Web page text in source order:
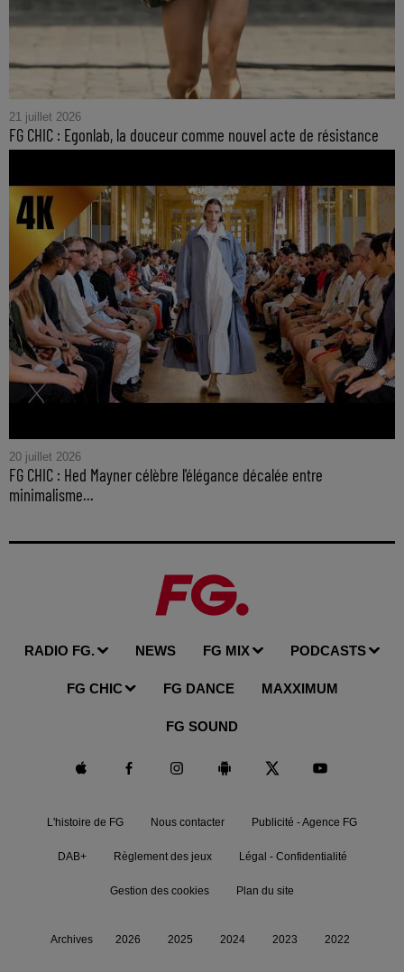
21 juillet 2026
FG CHIC : Egonlab, la douceur comme nouvel acte de résistance
20 juillet 2026
FG CHIC : Hed Mayner célèbre l'élégance décalée entre
minimalisme...
RADIO FG. NEWS FG MIX PODCASTS
FG CHIC FG DANCE MAXXIMUM
FG SOUND
L'histoire de FG Nous contacter Publicité - Agence FG
DAB+ Règlement des jeux Légal - Confidentialité
Gestion des cookies Plan du site
Archives 2026 2025 2024 2023 2022